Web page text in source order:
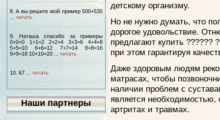
8. А вы решите мой пример 500+530
читать
9. Наташа спасибо за примеры
0+0=0 1+1=2 2+2=4 3+3=6 4+4=8
5+5=10 6+6=12 7+7=14 8+8=16
9+9=18 10+10=20 ... читать
10. 67 ... читать
Наши партнеры
детскому организму.
Но не нужно думать, что
дорогое удовольствие.
предлагают купить ??????
при этом гарантируя
Даже здоровым людям
матрасах, чтобы
наличии проблем с
является необходимостью,
артритах и травмах.